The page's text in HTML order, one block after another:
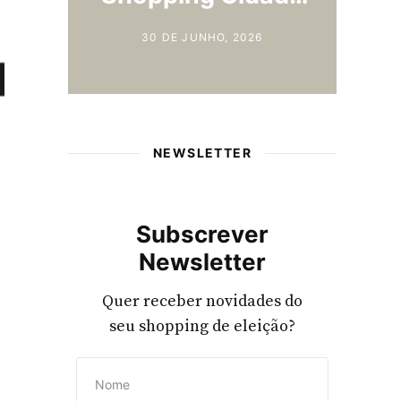
29 DE JUNHO, 2026
NEWSLETTER
Subscrever
Newsletter
Quer receber novidades do
seu shopping de eleição?